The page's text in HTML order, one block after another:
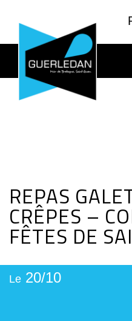
REPAS
CRÊPES –
FÊTES DE
Le 20/10